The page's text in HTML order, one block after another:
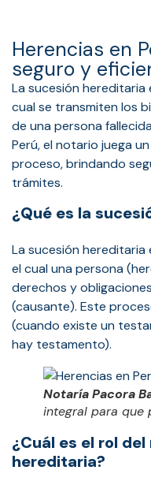
Herencias en
seguro y
La sucesión hereditaria
cual se transmiten los
de una persona
Perú, el notario juega
proceso, brindando
trámites.
¿Qué es la
La sucesión
el cual una persona
derechos y
(causante). Este
(cuando existe un
hay testamento).
Notaría Pacora
integral para que
¿Cuál es el rol
hereditaria?